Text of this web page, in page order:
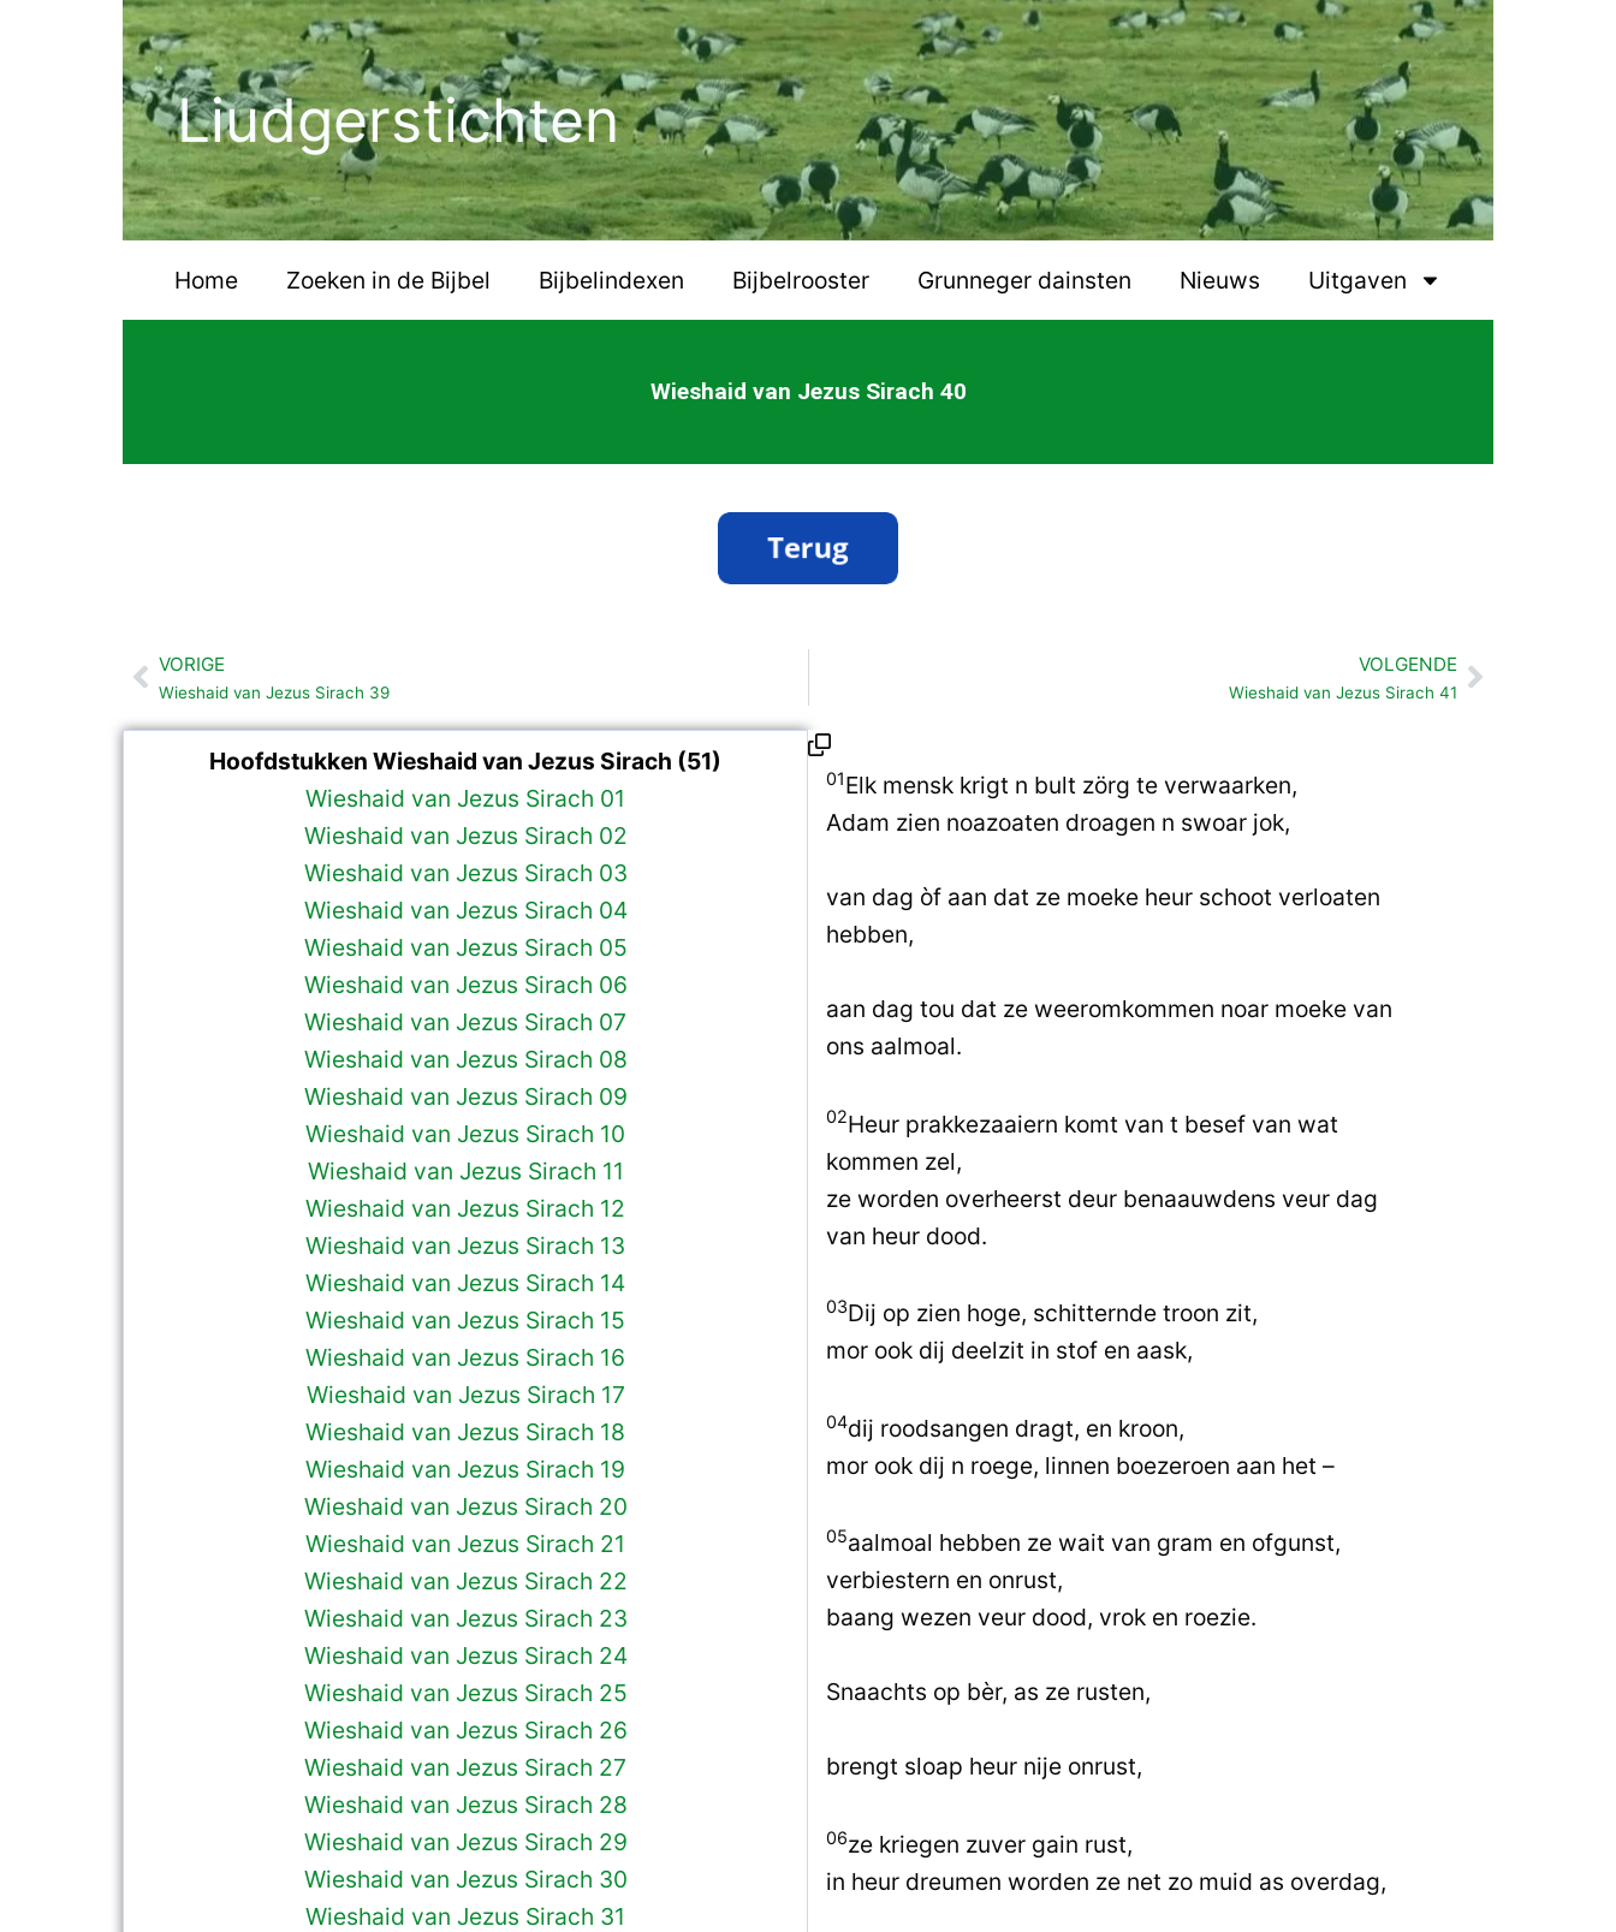
Liudgerstichten
Home Zoeken in de Bijbel Bijbelindexen Bijbelrooster Grunneger dainsten Nieuws Uitgaven
Wieshaid van Jezus Sirach 40
Vorige
VORIGE
Wieshaid van Jezus Sirach 39
VOLGENDE
Wieshaid van Jezus Sirach 41Volgende
Hoofdstukken Wieshaid van Jezus Sirach (51)
Wieshaid van Jezus Sirach 01
Wieshaid van Jezus Sirach 02
Wieshaid van Jezus Sirach 03
Wieshaid van Jezus Sirach 04
Wieshaid van Jezus Sirach 05
Wieshaid van Jezus Sirach 06
Wieshaid van Jezus Sirach 07
Wieshaid van Jezus Sirach 08
Wieshaid van Jezus Sirach 09
Wieshaid van Jezus Sirach 10
Wieshaid van Jezus Sirach 11
Wieshaid van Jezus Sirach 12
Wieshaid van Jezus Sirach 13
Wieshaid van Jezus Sirach 14
Wieshaid van Jezus Sirach 15
Wieshaid van Jezus Sirach 16
Wieshaid van Jezus Sirach 17
Wieshaid van Jezus Sirach 18
Wieshaid van Jezus Sirach 19
Wieshaid van Jezus Sirach 20
Wieshaid van Jezus Sirach 21
Wieshaid van Jezus Sirach 22
Wieshaid van Jezus Sirach 23
Wieshaid van Jezus Sirach 24
Wieshaid van Jezus Sirach 25
Wieshaid van Jezus Sirach 26
Wieshaid van Jezus Sirach 27
Wieshaid van Jezus Sirach 28
Wieshaid van Jezus Sirach 29
Wieshaid van Jezus Sirach 30
Wieshaid van Jezus Sirach 31
01Elk mensk krigt n bult zörg te verwaarken,
Adam zien noazoaten droagen n swoar jok,
van dag òf aan dat ze moeke heur schoot verloaten
hebben,
aan dag tou dat ze weeromkommen noar moeke van
ons aalmoal.
02Heur prakkezaaiern komt van t besef van wat
kommen zel,
ze worden overheerst deur benaauwdens veur dag
van heur dood.
03Dij op zien hoge, schitternde troon zit,
mor ook dij deelzit in stof en aask,
04dij roodsangen dragt, en kroon,
mor ook dij n roege, linnen boezeroen aan het –
05aalmoal hebben ze wait van gram en ofgunst,
verbiestern en onrust,
baang wezen veur dood, vrok en roezie.
Snaachts op bèr, as ze rusten,
brengt sloap heur nije onrust,
06ze kriegen zuver gain rust,
in heur dreumen worden ze net zo muid as overdag,